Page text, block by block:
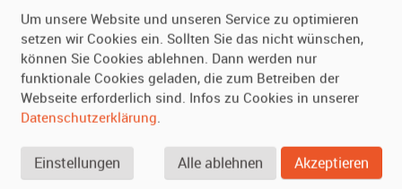
Einsetzbarkeit und Standort
Zustand
keine sichtbaren
Gebrauchsspuren
Fahrbereit
ja
Daueranmeldung
ja
Standort
Bayern
(Deutschland)
Um unsere Website und unseren Service zu optimieren
setzen wir Cookies ein. Sollten Sie das nicht wünschen,
können Sie Cookies ablehnen. Dann werden nur
funktionale Cookies geladen, die zum Betreiben der
Webseite erforderlich sind. Infos zu Cookies in unserer
Datenschutzerklärung.
Einstellungen Alle ablehnen Akzeptieren